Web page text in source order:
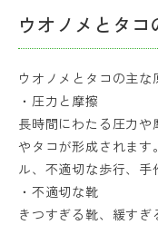
ウオノメとタコ
ウオノメとタコの主な
・圧力と摩擦
長時間にわたる圧力や
やタコが形成されます
ル、不適切な歩行、手
・不適切な靴
きつすぎる靴、緩す